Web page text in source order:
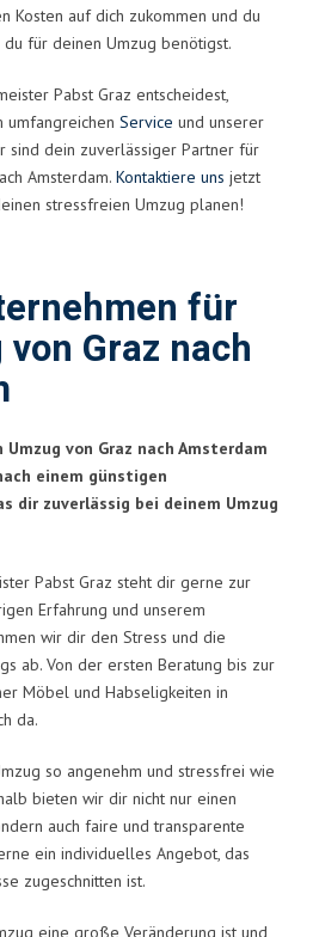
Kosten auf dich zukommen und du
für deinen Umzug benötigst.
Pabst Graz entscheidest,
Service und unserer
sind dein zuverlässiger Partner für
Amsterdam. Kontaktiere uns jetzt
stressfreien Umzug planen!
für
Graz nach
von Graz nach Amsterdam
einem günstigen
dir zuverlässig bei deinem Umzug
Pabst Graz steht dir gerne zur
Erfahrung und unserem
wir dir den Stress und die
ab. Von der ersten Beratung bis zur
Möbel und Habseligkeiten in
da.
so angenehm und stressfrei wie
bieten wir dir nicht nur einen
auch faire und transparente
ein individuelles Angebot, das
zugeschnitten ist.
eine große Veränderung ist und